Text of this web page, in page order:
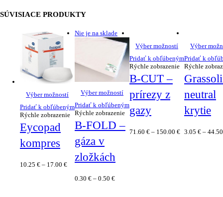
SÚVISIACE PRODUKTY
Výber možností
Pridať k obľúbeným
Rýchle zobrazenie
Eycopad
kompres
10.25 € – 17.00 €
Nie je na sklade
Výber možností
Pridať k obľúbeným
Rýchle zobrazenie
B-FOLD –
gáza v
zložkách
0.30 € – 0.50 €
Výber možností
Pridať k obľúbeným
Rýchle zobrazenie
B-CUT –
prírezy z
gazy
71.60 € – 150.00 €
Výber
Pridať k
Rýchle
neutral
krytie
3.05 € –